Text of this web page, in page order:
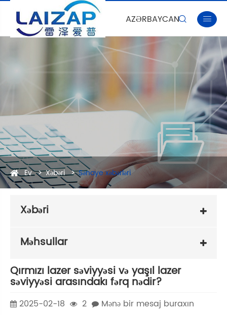
AZƏRBAYCAN 
Ev Xəbəri Sənaye xəbərləri
Xəbəri
Məhsullar
Qırmızı lazer səviyyəsi və yaşıl lazer
səviyyəsi arasındakı fərq nədir?
2025-02-18 2
Mənə bir mesaj buraxın